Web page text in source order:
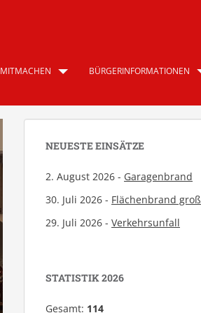
MITMACHEN BÜRGERINFORMATIONEN
NEUESTE EINSÄTZE
2. August 2026 - Garagenbrand
30. Juli 2026 - Flächenbrand groß
29. Juli 2026 - Verkehrsunfall
STATISTIK 2026
Gesamt: 114